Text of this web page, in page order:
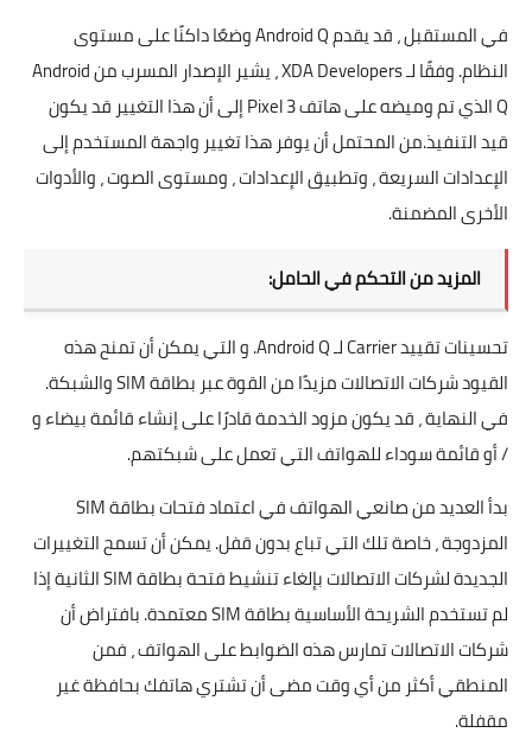
في المستقبل ، قد يقدم Android Q وضعًا داكنًا على مستوى
النظام. وفقًا لـ XDA Developers ، يشير الإصدار المسرب من Android
Q الذي تم وميضه على هاتف Pixel 3 إلى أن هذا التغيير قد يكون
قيد التنفيذ.من المحتمل أن يوفر هذا تغيير واجهة المستخدم إلى
الإعدادات السريعة ، وتطبيق الإعدادات ، ومستوى الصوت ، والأدوات
الأخرى المضمنة.
المزيد من التحكم في الحامل:
تحسينات تقييد Carrier لـ Android Q. و التي يمكن أن تمنح هذه
القيود شركات الاتصالات مزيدًا من القوة عبر بطاقة SIM والشبكة.
في النهاية ، قد يكون مزود الخدمة قادرًا على إنشاء قائمة بيضاء و
/ أو قائمة سوداء للهواتف التي تعمل على شبكتهم.
بدأ العديد من صانعي الهواتف في اعتماد فتحات بطاقة SIM
المزدوجة ، خاصة تلك التي تباع بدون قفل. يمكن أن تسمح التغييرات
الجديدة لشركات الاتصالات بإلغاء تنشيط فتحة بطاقة SIM الثانية إذا
لم تستخدم الشريحة الأساسية بطاقة SIM معتمدة. بافتراض أن
شركات الاتصالات تمارس هذه الضوابط على الهواتف ، فمن
المنطقي أكثر من أي وقت مضى أن تشتري هاتفك بحافظة غير
مقفلة.